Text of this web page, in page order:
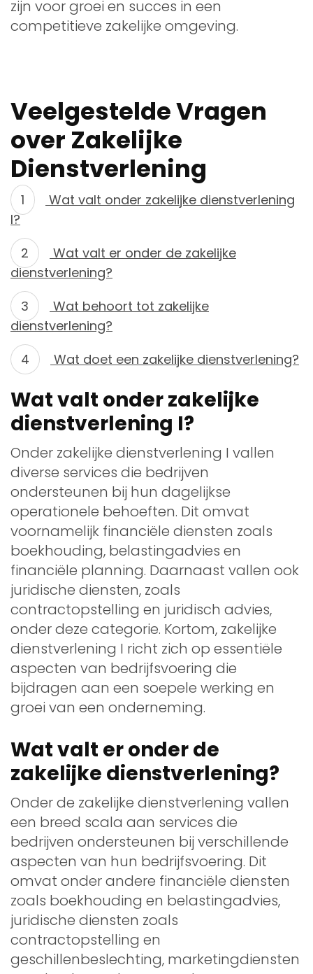
zijn voor groei en succes in een
competitieve zakelijke omgeving.
Veelgestelde Vragen
over Zakelijke
Dienstverlening
Wat valt onder zakelijke dienstverlening
I?
Wat valt er onder de zakelijke
dienstverlening?
Wat behoort tot zakelijke
dienstverlening?
Wat doet een zakelijke dienstverlening?
Wat valt onder zakelijke
dienstverlening I?
Onder zakelijke dienstverlening I vallen
diverse services die bedrijven
ondersteunen bij hun dagelijkse
operationele behoeften. Dit omvat
voornamelijk financiële diensten zoals
boekhouding, belastingadvies en
financiële planning. Daarnaast vallen ook
juridische diensten, zoals
contractopstelling en juridisch advies,
onder deze categorie. Kortom, zakelijke
dienstverlening I richt zich op essentiële
aspecten van bedrijfsvoering die
bijdragen aan een soepele werking en
groei van een onderneming.
Wat valt er onder de
zakelijke dienstverlening?
Onder de zakelijke dienstverlening vallen
een breed scala aan services die
bedrijven ondersteunen bij verschillende
aspecten van hun bedrijfsvoering. Dit
omvat onder andere financiële diensten
zoals boekhouding en belastingadvies,
juridische diensten zoals
contractopstelling en
geschillenbeslechting, marketingdiensten